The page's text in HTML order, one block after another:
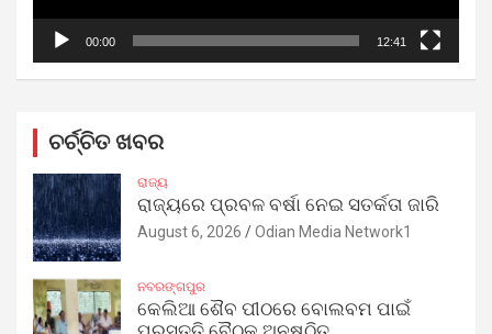
00:00 12:41
ଚର୍ଚ୍ଚିତ ଖବର
ରାଜ୍ୟ
ରାଜ୍ୟରେ ପ୍ରବଳ ବର୍ଷା ନେଇ ସତର୍କତା ଜାରି
August 6, 2026 Odian Media Network1
ନବରଙ୍ଗପୁର
କେଲିଆ ଶୈବ ପୀଠରେ ବୋଲବମ ପାଇଁ